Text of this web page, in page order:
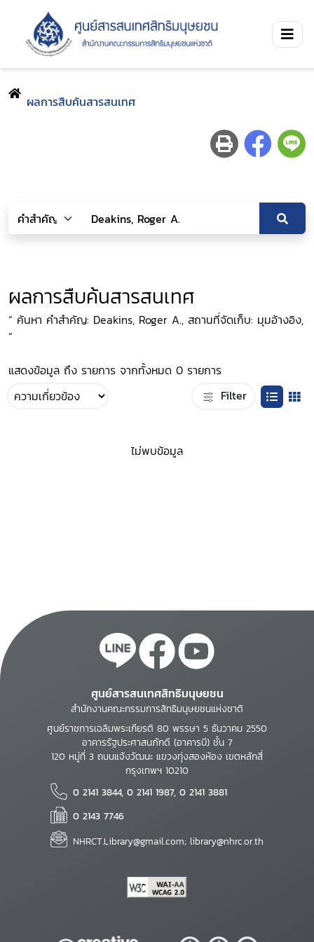
ผลการสืบค้นสารสนเทศ
ผลการสืบค้นสารสนเทศ
“ ค้นหา คำสำคัญ: Deakins, Roger A., สถานที่จัดเก็บ: มุมอ้างอิง,
”
แสดงข้อมูล ถึง รายการ จากทั้งหมด 0 รายการ
Filter
ไม่พบข้อมูล
ศูนย์สารสนเทศสิทธิมนุษยชน
สำนักงานคณะกรรมการสิทธิมนุษยชนแห่งชาติ
ศูนย์ราชการเฉลิมพระเกียรติ 80 พรรษา 5 ธันวาคม 2550
อาคารรัฐประศาสนภักดี (อาคารบี) ชั้น 7
120 หมู่ที่ 3 ถนนแจ้งวัฒนะ แขวงทุ่งสองห้อง เขตหลักสี่
กรุงเทพฯ 10210
0 2141 3844, 0 2141 1987, 0 2141 3881
0 2143 7746
NHRCT.Library@gmail.com; library@nhrc.or.th